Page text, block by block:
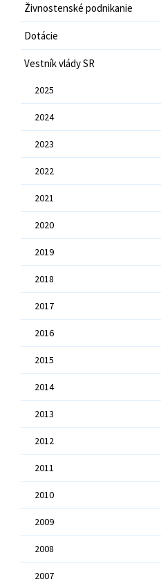
Živnostenské podnikanie
Dotácie
Vestník vlády SR
2025
2024
2023
2022
2021
2020
2019
2018
2017
2016
2015
2014
2013
2012
2011
2010
2009
2008
2007